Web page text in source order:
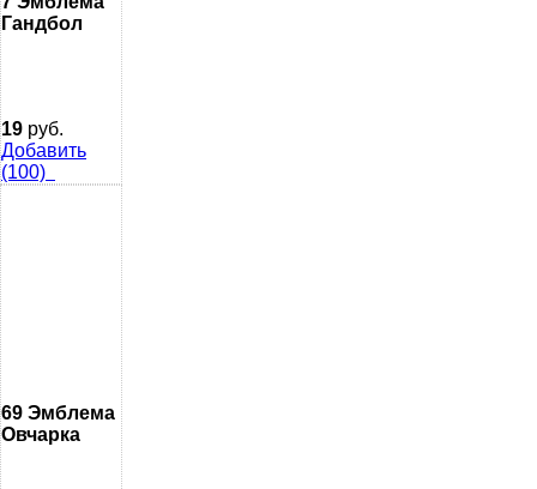
Гандбол
19 руб.
Добавить
(100)
69 Эмблема
Овчарка